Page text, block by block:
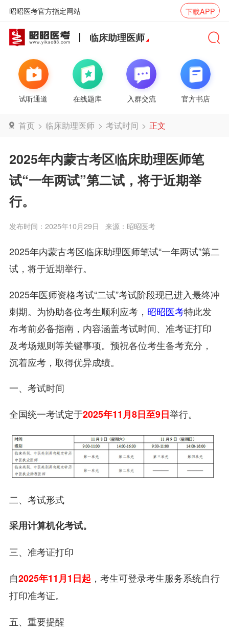
昭昭医考官方指定网站 下载APP
临床助理医师
试听通道 在线题库 入群交流 官方书店
首页 > 临床助理医师 > 考试时间 > 正文
2025年内蒙古考区临床助理医师笔
试“一年两试”第二试，将于近期举
行。
发布时间：2025年10月29日 来源：昭昭医考
2025年内蒙古考区临床助理医师笔试“一年两试”第二
试，将于近期举行。
2025年医师资格考试“二试”考试阶段现已进入最终冲
刺期。为协助各位考生顺利应考， 昭昭医考特此发
布考前必备指南，内容涵盖考试时间、准考证打印
及考场规则等关键事项。预祝各位考生备考充分，
沉着应考，取得优异成绩。
一、考试时间
全国统一考试定于2025年11月8日至9日举行。
二、考试形式
采用计算机化考试。
三、准考证打印
自2025年11月1日起 ，考生可登录考生服务系统自行
打印准考证。
五、重要提醒